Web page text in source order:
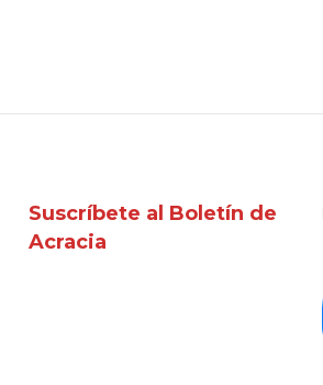
Suscríbete al Boletín de
Acracia